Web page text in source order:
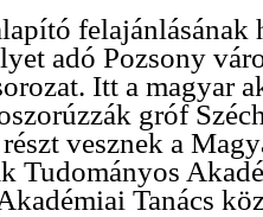
felajánlásának
adó Pozsony
Itt a magyar
gróf
vesznek a
Tudományos
Tanács